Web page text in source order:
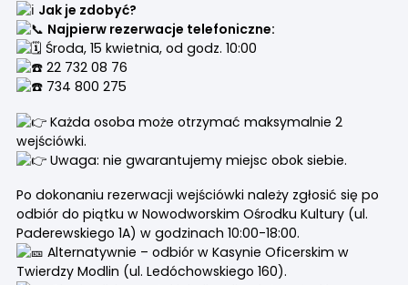
Jak je zdobyć?
Najpierw rezerwacje telefoniczne:
Środa, 15 kwietnia, od godz. 10:00
22 732 08 76
734 800 275
Każda osoba może otrzymać maksymalnie 2
wejściówki.
Uwaga: nie gwarantujemy miejsc obok siebie.
Po dokonaniu rezerwacji wejściówki należy zgłosić się po
odbiór do piątku w Nowodworskim Ośrodku Kultury (ul.
Paderewskiego 1A) w godzinach 10:00-18:00.
Alternatywnie – odbiór w Kasynie Oficerskim w
Twierdzy Modlin (ul. Ledóchowskiego 160).